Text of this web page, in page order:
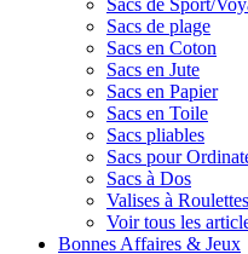
Sacs de Sport/
Sacs de plage
Sacs en Coton
Sacs en Jute
Sacs en Papier
Sacs en Toile
Sacs pliables
Sacs pour
Sacs à Dos
Valises à Roulettes
Voir tous les
Bonnes Affaires & Jeux